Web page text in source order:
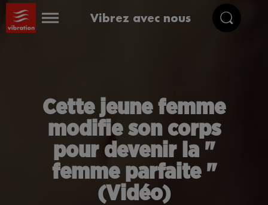
Vibrez avec nous
Cette jeune femme
modifie son corps
pour devenir la "
femme parfaite "
(Vidéo)